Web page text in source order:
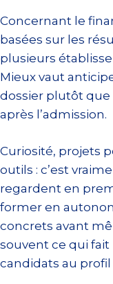
Concernant le
basées sur les
plusieurs
Mieux vaut
dossier plutôt que
après l’admission.
Curiosité, projets
outils : c’est
regardent en
former en
concrets avant
souvent ce qui
candidats au profil